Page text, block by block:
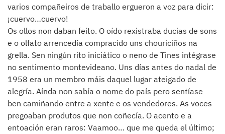
varios compañeiros de traballo ergueron a voz para dicir:
¡cuervo…cuervo!
Os ollos non daban feito. O oído rexistraba ducias de sons
e o olfato arrencedía compracido uns chouriciños na
grella. Sen ningún rito iniciático o neno de Tines intégrase
no sentimento montevideano. Uns días antes do nadal de
1958 era un membro máis daquel lugar ateigado de
alegría. Aínda non sabía o nome do país pero sentíase
ben camiñando entre a xente e os vendedores. As voces
pregoaban produtos que non coñecía. O acento e a
entoación eran raros: Vaamoo… que me queda el último;